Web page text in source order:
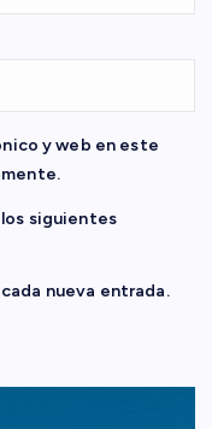
y web en este
siguientes
nueva entrada.